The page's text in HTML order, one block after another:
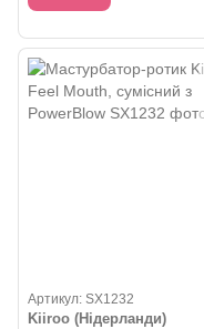
Артикул: SX1232
Kiiroo (Нідерланди)